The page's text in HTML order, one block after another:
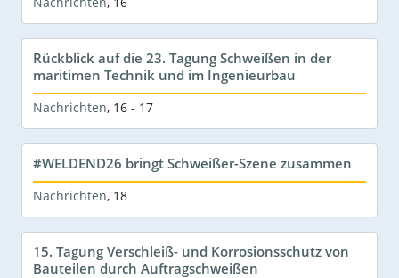
Rückblick auf die 23. Tagung Schweißen in der
maritimen Technik und im Ingenieurbau
Nachrichten, 16 - 17
#WELDEND26 bringt Schweißer-Szene zusammen
Nachrichten, 18
15. Tagung Verschleiß- und Korrosionsschutz von
Bauteilen durch Auftragschweißen